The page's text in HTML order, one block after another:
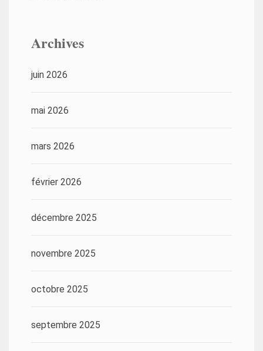
Archives
juin 2026
mai 2026
mars 2026
février 2026
décembre 2025
novembre 2025
octobre 2025
septembre 2025